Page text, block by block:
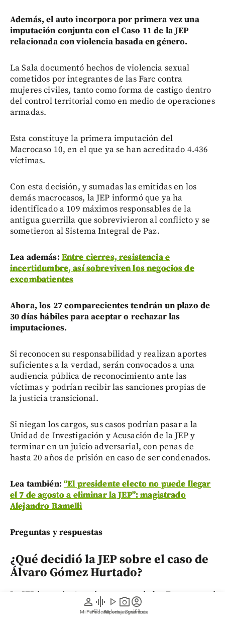
person
Mi Perfil
graphic_eq
Pódcast
play_arrow
Videos
photo_camera
Reportajes gráficos
account_circle
Suscríbete
Además, el auto incorpora por primera vez una
imputación conjunta con el Caso 11 de la JEP
relacionada con violencia basada en género.
La Sala documentó hechos de violencia sexual
cometidos por integrantes de las Farc contra
mujeres civiles, tanto como forma de castigo dentro
del control territorial como en medio de operaciones
armadas.
Esta constituye la primera imputación del
Macrocaso 10, en el que ya se han acreditado 4.436
víctimas.
Con esta decisión, y sumadas las emitidas en los
demás macrocasos, la JEP informó que ya ha
identificado a 109 máximos responsables de la
antigua guerrilla que sobrevivieron al conflicto y se
sometieron al Sistema Integral de Paz.
Lea además: Entre cierres, resistencia e
incertidumbre, así sobreviven los negocios de
excombatientes
Ahora, los 27 comparecientes tendrán un plazo de
30 días hábiles para aceptar o rechazar las
imputaciones.
Si reconocen su responsabilidad y realizan aportes
suficientes a la verdad, serán convocados a una
audiencia pública de reconocimiento ante las
víctimas y podrían recibir las sanciones propias de
la justicia transicional.
Si niegan los cargos, sus casos podrían pasar a la
Unidad de Investigación y Acusación de la JEP y
terminar en un juicio adversarial, con penas de
hasta 20 años de prisión en caso de ser condenados.
Lea también: “El presidente electo no puede llegar
el 7 de agosto a eliminar la JEP”: magistrado
Alejandro Ramelli
Preguntas y respuestas
¿Qué decidió la JEP sobre el caso de
Álvaro Gómez Hurtado?
La JEP imputó a 27 exintegrantes de las Farc por varios
hechos violentos, entre ellos el asesinato de Álvaro